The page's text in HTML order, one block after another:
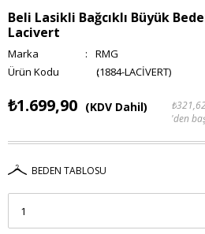
Beli Lasikli Bağcıklı Büyük
Lacivert
Marka :
RMG
(1884-LACİVERT)
₺1.699,90 (KDV Dahil)
'den
BEDEN TABLOSU